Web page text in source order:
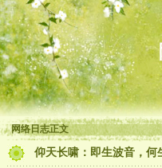
网络日志正文
仰天长啸：即生波音，何